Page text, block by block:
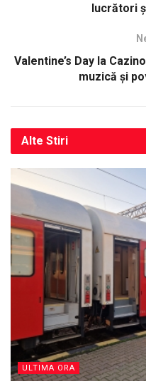
lucrători
Valentine’s Day la
muzică și
Alte Stiri
ULTIMA ORA